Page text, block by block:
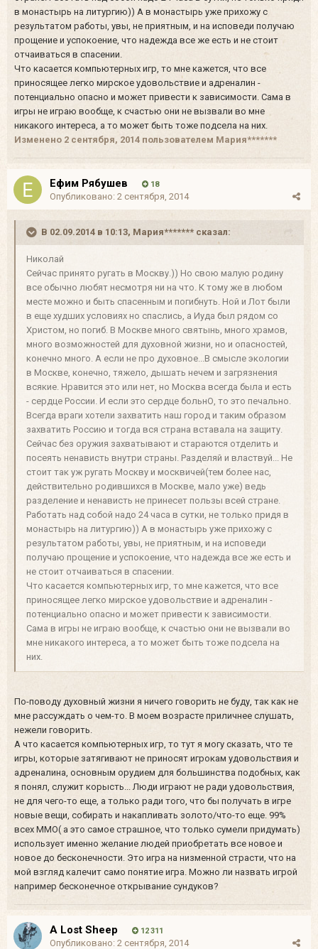
в монастырь на литургию)) А в монастырь уже прихожу с
результатом работы, увы, не приятным, и на исповеди получаю
прощение и успокоение, что надежда все же есть и не стоит
отчаиваться в спасении.
Что касается компьютерных игр, то мне кажется, что все
приносящее легко мирское удовольствие и адреналин -
потенциально опасно и может привести к зависимости. Сама в
игры не играю вообще, к счастью они не вызвали во мне
никакого интереса, а то может быть тоже подсела на них.
Изменено 2 сентября, 2014 пользователем Мария*******
Ефим Рябушев 18
Опубликовано: 2 сентября, 2014
В 02.09.2014 в 10:13, Мария******* сказал:
Николай
Сейчас принято ругать в Москву.)) Но свою малую родину
все обычно любят несмотря ни на что. К тому же в любом
месте можно и быть спасенным и погибнуть. Ной и Лот были
в еще худших условиях но спаслись, а Иуда был рядом со
Христом, но погиб. В Москве много святынь, много храмов,
много возможностей для духовной жизни, но и опасностей,
конечно много. А если не про духовное...В смысле экологии
в Москве, конечно, тяжело, дышать нечем и загрязнения
всякие. Нравится это или нет, но Москва всегда была и есть
- сердце России. И если это сердце больнО, то это печально.
Всегда враги хотели захватить наш город и таким образом
захватить Россию и тогда вся страна вставала на защиту.
Сейчас без оружия захватывают и стараются отделить и
посеять ненависть внутри страны. Разделяй и властвуй... Не
стоит так уж ругать Москву и москвичей(тем более нас,
действительно родившихся в Москве, мало уже) ведь
разделение и ненависть не принесет пользы всей стране.
Работать над собой надо 24 часа в сутки, не только придя в
монастырь на литургию)) А в монастырь уже прихожу с
результатом работы, увы, не приятным, и на исповеди
получаю прощение и успокоение, что надежда все же есть и
не стоит отчаиваться в спасении.
Что касается компьютерных игр, то мне кажется, что все
приносящее легко мирское удовольствие и адреналин -
потенциально опасно и может привести к зависимости.
Сама в игры не играю вообще, к счастью они не вызвали во
мне никакого интереса, а то может быть тоже подсела на
них.
По-поводу духовный жизни я ничего говорить не буду, так как не
мне рассуждать о чем-то. В моем возрасте приличнее слушать,
нежели говорить.
А что касается компьютерных игр, то тут я могу сказать, что те
игры, которые затягивают не приносят игрокам удовольствия и
адреналина, основным орудием для большинства подобных, как
я понял, служит корысть... Люди играют не ради удовольствия,
не для чего-то еще, а только ради того, что бы получать в игре
новые вещи, собирать и накапливать золото/что-то еще. 99%
всех ММО( а это самое страшное, что только сумели придумать)
использует именно желание людей приобретать все новое и
новое до бесконечности. Это игра на низменной страсти, что на
мой взгляд калечит само понятие игра. Можно ли назвать игрой
например бесконечное открывание сундуков?
A Lost Sheep 12 311
Опубликовано: 2 сентября, 2014